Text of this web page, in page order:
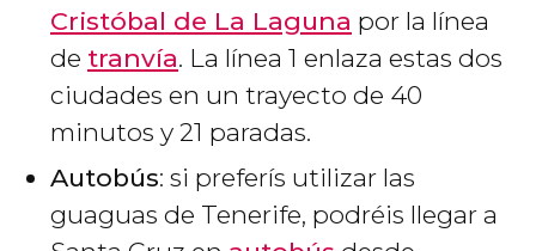
Cristóbal de La Laguna por la línea
de tranvía. La línea 1 enlaza estas dos
ciudades en un trayecto de 40
minutos y 21 paradas.
Autobús: si preferís utilizar las
guaguas de Tenerife, podréis llegar a